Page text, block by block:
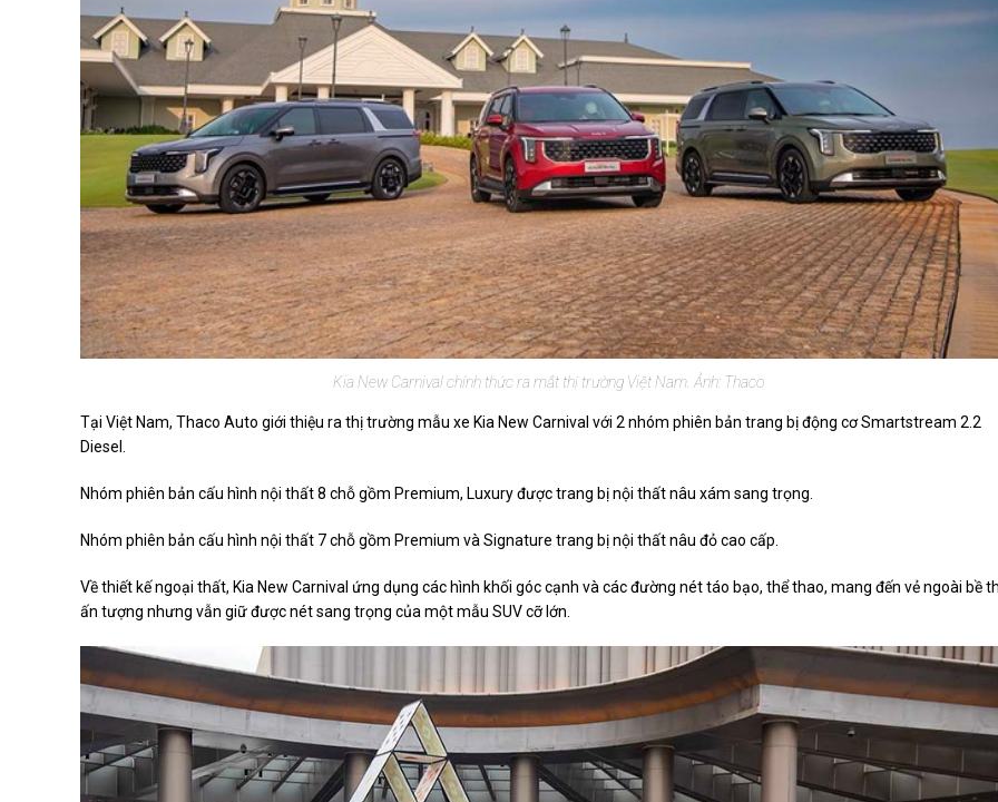
Kia New Carnival chính thức ra mắt thị trường Việt Nam. Ảnh: Thaco
Tại Việt Nam, Thaco Auto giới thiệu ra thị trường mẫu xe Kia New Carnival với 2 nhóm phiên bản trang bị động cơ Smartstream 2.2
Diesel.
Nhóm phiên bản cấu hình nội thất 8 chỗ gồm Premium, Luxury được trang bị nội thất nâu xám sang trọng.
Nhóm phiên bản cấu hình nội thất 7 chỗ gồm Premium và Signature trang bị nội thất nâu đỏ cao cấp.
Về thiết kế ngoại thất, Kia New Carnival ứng dụng các hình khối góc cạnh và các đường nét táo bạo, thể thao, mang đến vẻ ngoài bề
ấn tượng nhưng vẫn giữ được nét sang trọng của một mẫu SUV cỡ lớn.